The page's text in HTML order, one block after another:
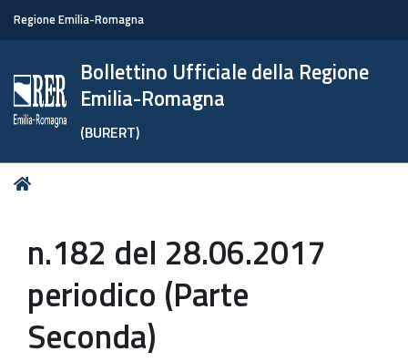
Regione Emilia-Romagna
Bollettino Ufficiale della Regione
Emilia-Romagna
(BURERT)
Tu
n.182 del 28.06.2017
periodico (Parte
Seconda)